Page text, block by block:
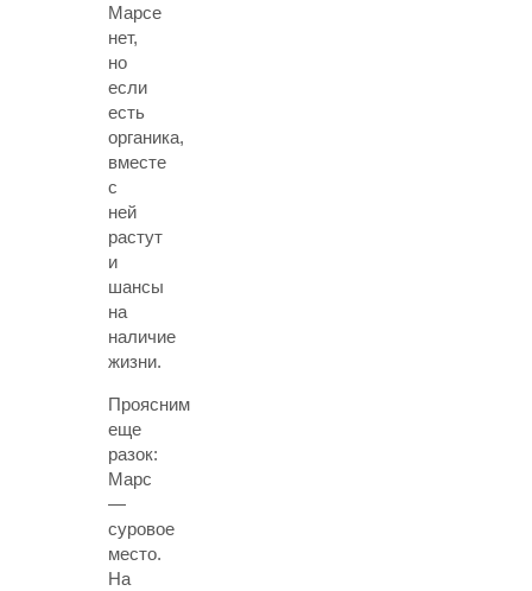
Марсе
нет,
но
если
есть
органика,
вместе
с
ней
растут
и
шансы
на
наличие
жизни.
Проясним
еще
разок:
Марс
—
суровое
место.
На